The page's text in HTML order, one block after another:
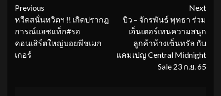
Continue
Reading
Previous
หวีดสนั่นทวิตฯ !! เกิดปรากฎ
การณ์แฮชแท็ก#รอ
คอนเสิร์ตใหญ่บอยพีชเมก
เกอร์
Next
บิว – จักรพันธ์ พุทธา ร่วม
เอ็นเตอร์เทนความสนุก
ลูกค้าห้างเซ็นทรัล กับ
แคมเปญ Central Midnight
Sale 23 ก.ย. 65